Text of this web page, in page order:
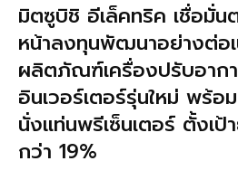
มิตซูบิชิ อีเล็คทริค เชื่อมั่
หน้าลงทุนพัฒนาอย่างต่อ
ผลิตภัณฑ์เครื่องปรับอาก
อินเวอร์เตอร์รุ่นใหม่ พร้
นั่งแท่นพรีเซ็นเตอร์ ตั้งเป้
กว่า 19%